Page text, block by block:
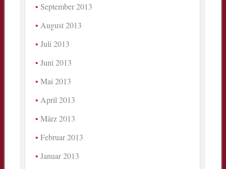
September 2013
August 2013
Juli 2013
Juni 2013
Mai 2013
April 2013
März 2013
Februar 2013
Januar 2013